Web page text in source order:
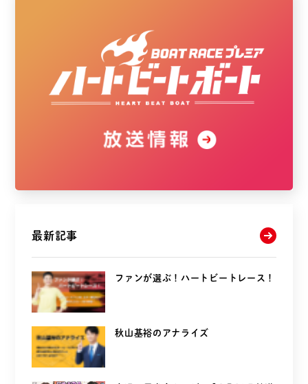
最新記事
ファンが選ぶ！ハートビートレース！
秋山基裕のアナライズ